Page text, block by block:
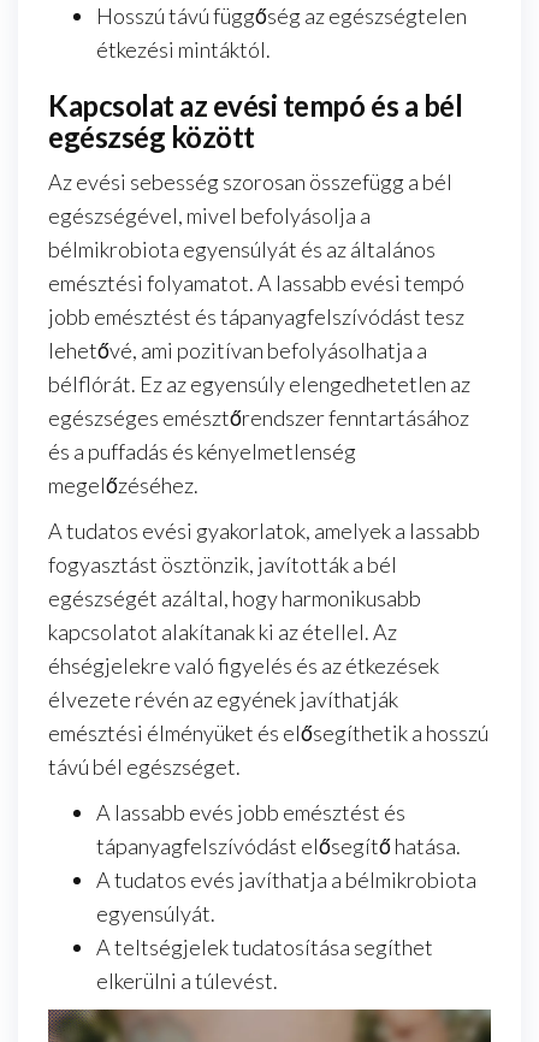
Hosszú távú függőség az egészségtelen
étkezési mintáktól.
Kapcsolat az evési tempó és a bél
egészség között
Az evési sebesség szorosan összefügg a bél
egészségével, mivel befolyásolja a
bélmikrobiota egyensúlyát és az általános
emésztési folyamatot. A lassabb evési tempó
jobb emésztést és tápanyagfelszívódást tesz
lehetővé, ami pozitívan befolyásolhatja a
bélflórát. Ez az egyensúly elengedhetetlen az
egészséges emésztőrendszer fenntartásához
és a puffadás és kényelmetlenség
megelőzéséhez.
A tudatos evési gyakorlatok, amelyek a lassabb
fogyasztást ösztönzik, javították a bél
egészségét azáltal, hogy harmonikusabb
kapcsolatot alakítanak ki az étellel. Az
éhségjelekre való figyelés és az étkezések
élvezete révén az egyének javíthatják
emésztési élményüket és elősegíthetik a hosszú
távú bél egészséget.
A lassabb evés jobb emésztést és
tápanyagfelszívódást elősegítő hatása.
A tudatos evés javíthatja a bélmikrobiota
egyensúlyát.
A teltségjelek tudatosítása segíthet
elkerülni a túlevést.